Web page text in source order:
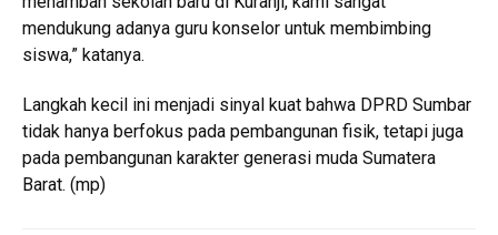
mendukung adanya guru konselor untuk membimbing
siswa,” katanya.
Langkah kecil ini menjadi sinyal kuat bahwa DPRD Sumbar
tidak hanya berfokus pada pembangunan fisik, tetapi juga
pada pembangunan karakter generasi muda Sumatera
Barat. (mp)